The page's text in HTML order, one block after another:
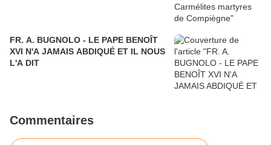
FR. A. BUGNOLO - LE PAPE BENOÎT
XVI N'A JAMAIS ABDIQUÉ ET IL NOUS
L'A DIT
Commentaires